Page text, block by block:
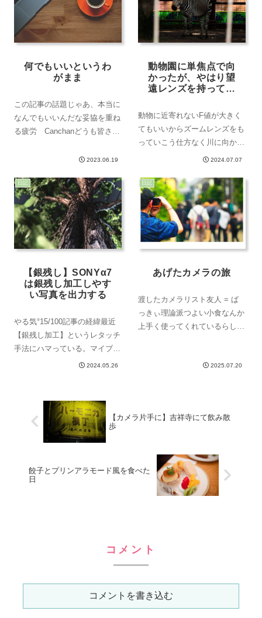
何でもいいというわ
がまま
この記事の話題じゃあ、本当に
なんでもいいんだな妥協を重ね
る疲労 Canchanどうも皆さん
CanChanです 最近、色々なこ
探しって大変だと考えたことは
ないのですが、ふと以下のこと
思いました...
2023.06.19
動物園に単焦点で向
かったが、やはり望
遠レンズを持ってい
動物に近寄れないF値が大きく
てもいいからズームレンズをも
っていこう仕方なく川に向かう
撮影機材動物園に行った話最近
いなと思った。大きいし、レン
ズが重いしで、あまり持ち歩く
のに向いていない。だからほと
んどがマイクロフ...
2024.07.07
日記
【銀残し】SONYα7
は銀残し加工しやす
い写真を出力する
やる気°15/100記事の経緯最近
【銀残し加工】というレタッチ
手法にハマっている。マイブー
ムと言っていい。彩度が低く、
さと寂しさを感じる。また趣が
あって、じっくり写真を考察す
るのに向い...
2024.05.26
日記
あげたカメラの旅
渡したカメラリスト友人 = ば
っきぃ理論派つよい小食なんか
上手く使ってくれているらしい
の筆者、CanChanの友人の、ば
2025.07.20
【カメラ片手に】吉祥寺にて飲み散
歩
餃子とプリンアラモード風を食べた
日
コメント
コメントを書き込む